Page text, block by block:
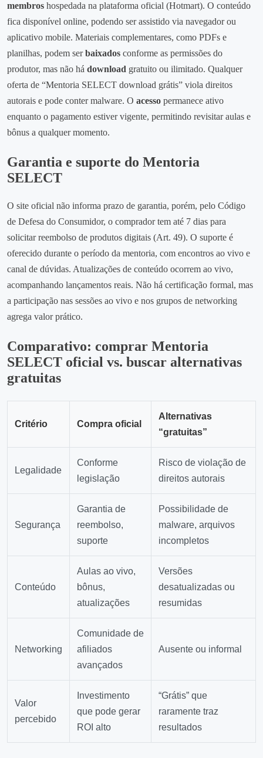
membros hospedada na plataforma oficial (Hotmart). O conteúdo
fica disponível online, podendo ser assistido via navegador ou
aplicativo mobile. Materiais complementares, como PDFs e
planilhas, podem serbaixados conforme as permissões do
produtor, mas não há download gratuito ou ilimitado. Qualquer
oferta de “Mentoria SELECT download grátis” viola direitos
autorais e pode conter malware. O acesso permanece ativo
enquanto o pagamento estiver vigente, permitindo revisitar aulas e
bônus a qualquer momento.
Garantia e suporte do Mentoria
SELECT
O site oficial não informa prazo de garantia, porém, pelo Código
de Defesa do Consumidor, o comprador tem até 7 dias para
solicitar reembolso de produtos digitais (Art. 49). O suporte é
oferecido durante o período da mentoria, com encontros ao vivo e
canal de dúvidas. Atualizações de conteúdo ocorrem ao vivo,
acompanhando lançamentos reais. Não há certificação formal, mas
a participação nas sessões ao vivo e nos grupos de networking
agrega valor prático.
Comparativo: comprar Mentoria
SELECT oficial vs. buscar alternativas
gratuitas
Critério Compra oficial
Alternativas
“gratuitas”
Legalidade
Conforme
legislação
Risco de violação de
direitos autorais
Segurança
Garantia de
reembolso,
suporte
Possibilidade de
malware, arquivos
incompletos
Conteúdo
Aulas ao vivo,
bônus,
atualizações
Versões
desatualizadas ou
resumidas
Networking
Comunidade de
afiliados
avançados
Ausente ou informal
Valor
percebido
Investimento
que pode gerar
ROI alto
“Grátis” que
raramente traz
resultados